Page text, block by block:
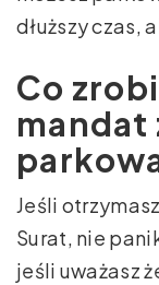
dłuższy czas,
Co
mandat
Jeśli
Surat, nie
jeśli uważasz